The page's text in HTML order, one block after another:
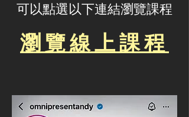
可以點選以下連結瀏覽課程
瀏覽線上課程